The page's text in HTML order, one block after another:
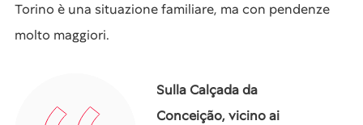
Torino è una situazione familiare, ma con pendenze
molto maggiori.
Sulla Calçada da
Conceição, vicino ai